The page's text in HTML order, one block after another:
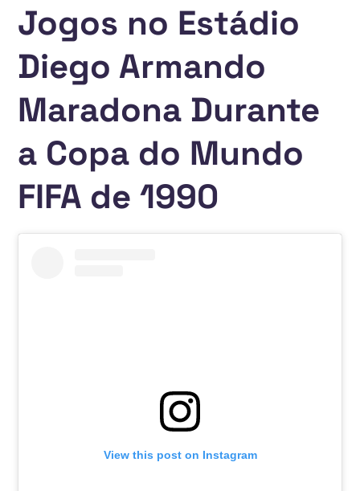
Jogos no Estádio
Diego Armando
Maradona Durante
a Copa do Mundo
FIFA de 1990
View this post on Instagram